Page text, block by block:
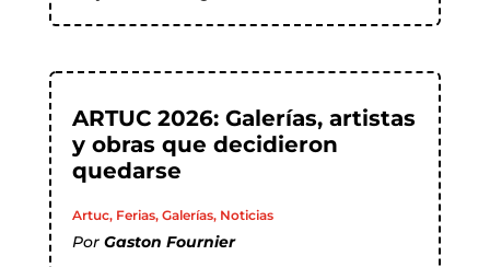
ARTUC 2026: Galerías, artistas
y obras que decidieron
quedarse
Artuc, Ferias, Galerías, Noticias
Por Gaston Fournier